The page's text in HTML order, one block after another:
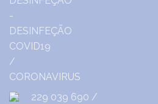
229 039 690 /